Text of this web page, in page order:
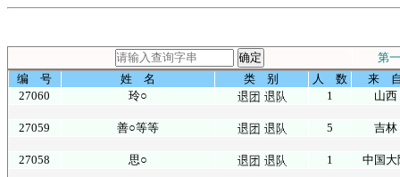
第
编 号
姓 名 类 别 人 数
来
27060
玲○ 1 山西
27059 善○等等 5 吉林
27058 思○ 1 中国大